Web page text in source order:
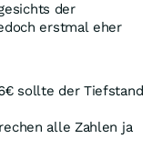
der
erstmal eher
sollte der Tiefstand
alle Zahlen ja